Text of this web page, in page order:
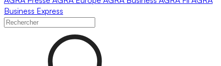
Business Express